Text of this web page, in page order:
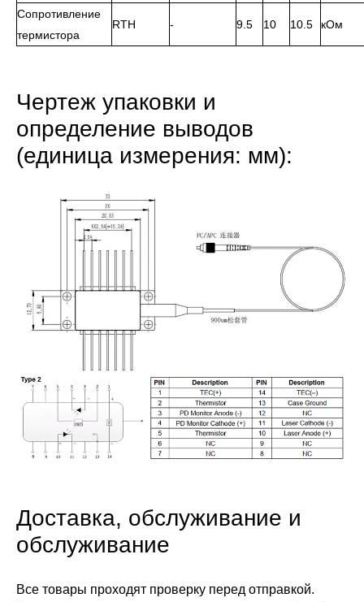
Сопротивление
термистора
RTH - 9.5 10 10.5 кОм
Чертеж упаковки и
определение выводов
(единица измерения: мм):
Доставка, обслуживание и
обслуживание
Все товары проходят проверку перед отправкой.